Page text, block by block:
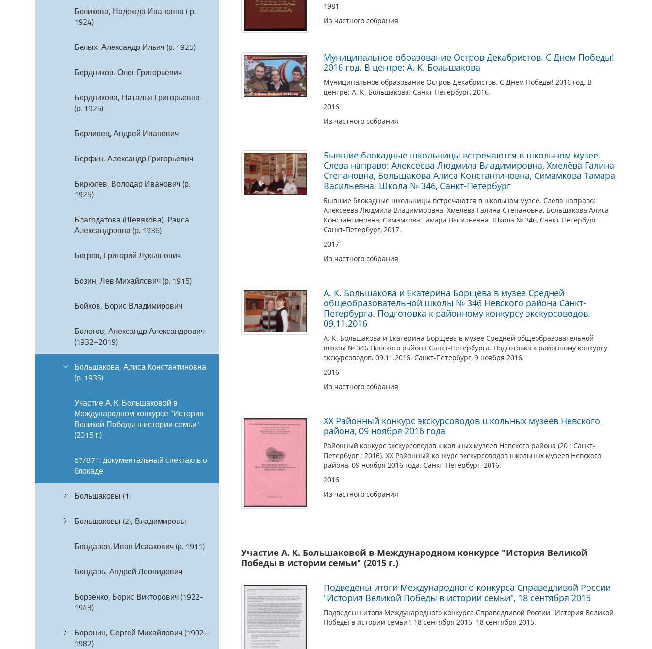
Беликова, Надежда Ивановна ( р.
1924)
Белых, Александр Ильич (р. 1925)
Бердников, Олег Григорьевич
Бердникова, Наталья Григорьевна
(р. 1925)
Берлинец, Андрей Иванович
Берфин, Александр Григорьевич
Бирюлев, Володар Иванович (р.
1925)
Благодатова (Шевякова), Раиса
Александровна (р. 1936)
Богров, Григорий Лукьянович
Бозин, Лев Михайлович (р. 1915)
Бойков, Борис Владимирович
Бологов, Александр Александрович
(1932–2019)
Большакова, Алиса Константиновна
(р. 1935)
Участие А. К. Большаковой в
Международном конкурсе "История
Великой Победы в истории семьи"
(2015 г.)
67/871: документальный спектакль о
блокаде
Большаковы (1)
Большаковы (2), Владимировы
Бондарев, Иван Исаакович (р. 1911)
Бондарь, Андрей Леонидович
Борзенко, Борис Викторович (1922-
1943)
Боронин, Сергей Михайлович (1902–
1982)
1981
Из частного собрания
Муниципальное образование Остров Декабристов. С Днем Победы!
2016 год. В центре: А. К. Большакова
Муниципальное образование Остров Декабристов. С Днем Победы! 2016 год. В
центре: А. К. Большакова. Санкт-Петербург, 2016.
2016
Из частного собрания
Бывшие блокадные школьницы встречаются в школьном музее.
Слева направо: Алексеева Людмила Владимировна, Хмелёва Галина
Степановна, Большакова Алиса Константиновна, Симамкова Тамара
Васильевна. Школа № 346, Санкт-Петербург
Бывшие блокадные школьницы встречаются в школьном музее. Слева направо:
Алексеева Людмила Владимировна, Хмелёва Галина Степановна, Большакова Алиса
Константиновна, Симамкова Тамара Васильевна. Школа № 346, Санкт-Петербург.
Санкт-Петербург, 2017.
2017
Из частного собрания
А. К. Большакова и Екатерина Борщева в музее Средней
общеобразовательной школы № 346 Невского района Санкт-
Петербурга. Подготовка к районному конкурсу экскурсоводов.
09.11.2016
А. К. Большакова и Екатерина Борщева в музее Средней общеобразовательной
школы № 346 Невского района Санкт-Петербурга. Подготовка к районному конкурсу
экскурсоводов. 09.11.2016. Санкт-Петербург, 9 ноября 2016.
2016
Из частного собрания
XX Районный конкурс экскурсоводов школьных музеев Невского
района, 09 ноября 2016 года
Районный конкурс экскурсоводов школьных музеев Невского района (20 ; Санкт-
Петербург ; 2016). XX Районный конкурс экскурсоводов школьных музеев Невского
района, 09 ноября 2016 года. Санкт-Петербург, 2016.
2016
Из частного собрания
Участие А. К. Большаковой в Международном конкурсе "История Великой
Победы в истории семьи" (2015 г.)
Подведены итоги Международного конкурса Справедливой России
"История Великой Победы в истории семьи", 18 сентября 2015
Подведены итоги Международного конкурса Справедливой России "История Великой
Победы в истории семьи", 18 сентября 2015. 18 сентября 2015.